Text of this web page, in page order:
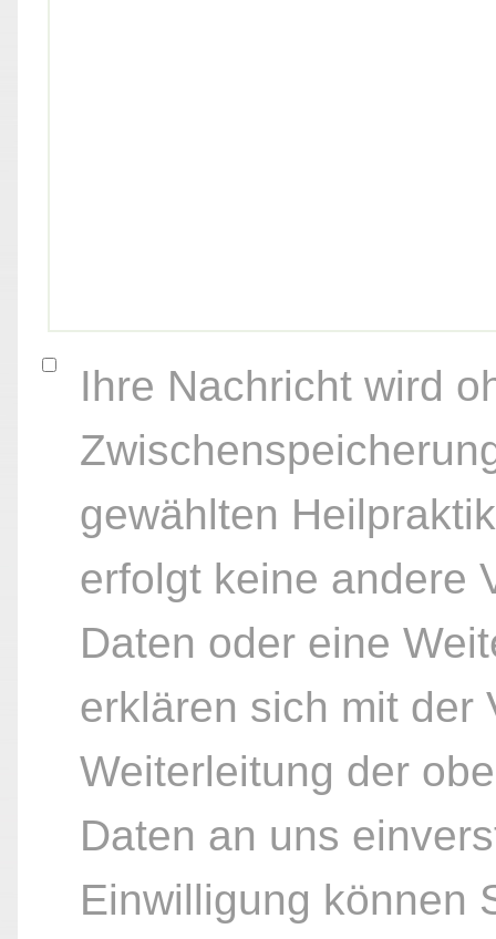
Ihre Nachricht wird
gewählten
erfolgt keine andere
Daten oder eine
erklären sich mit der
Weiterleitung der
Daten an uns
Einwilligung können